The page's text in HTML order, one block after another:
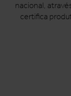
nacional,
certifica